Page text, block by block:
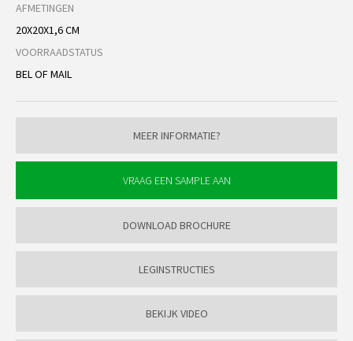
AFMETINGEN
20X20X1,6 CM
VOORRAADSTATUS
BEL OF MAIL
MEER INFORMATIE?
DOWNLOAD BROCHURE
LEGINSTRUCTIES
BEKIJK VIDEO